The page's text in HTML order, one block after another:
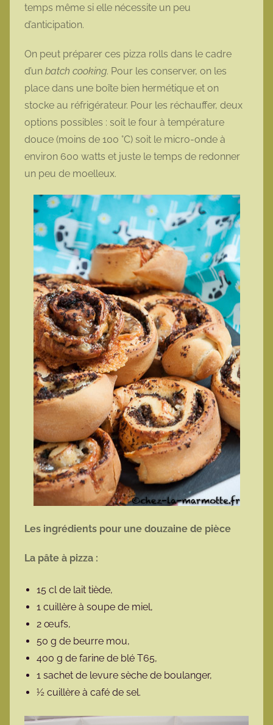
temps même si elle nécessite un peu
d’anticipation.
On peut préparer ces pizza rolls dans le cadre
d’un batch cooking. Pour les conserver, on les
place dans une boîte bien hermétique et on
stocke au réfrigérateur. Pour les réchauffer, deux
options possibles : soit le four à température
douce (moins de 100 °C) soit le micro-onde à
environ 600 watts et juste le temps de redonner
un peu de moelleux.
Les ingrédients pour une douzaine de pièce
La pâte à pizza :
15 cl de lait tiède,
1 cuillère à soupe de miel,
2 œufs,
50 g de beurre mou,
400 g de farine de blé T65,
1 sachet de levure sèche de boulanger,
½ cuillère à café de sel.